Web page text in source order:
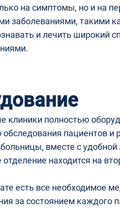
на симптомы, но и на
заболеваниями, такими
и лечить широкий
клиники полностью
обследования пациентов
вместе с
находится на
есть все необходимое
за состоянием каждого